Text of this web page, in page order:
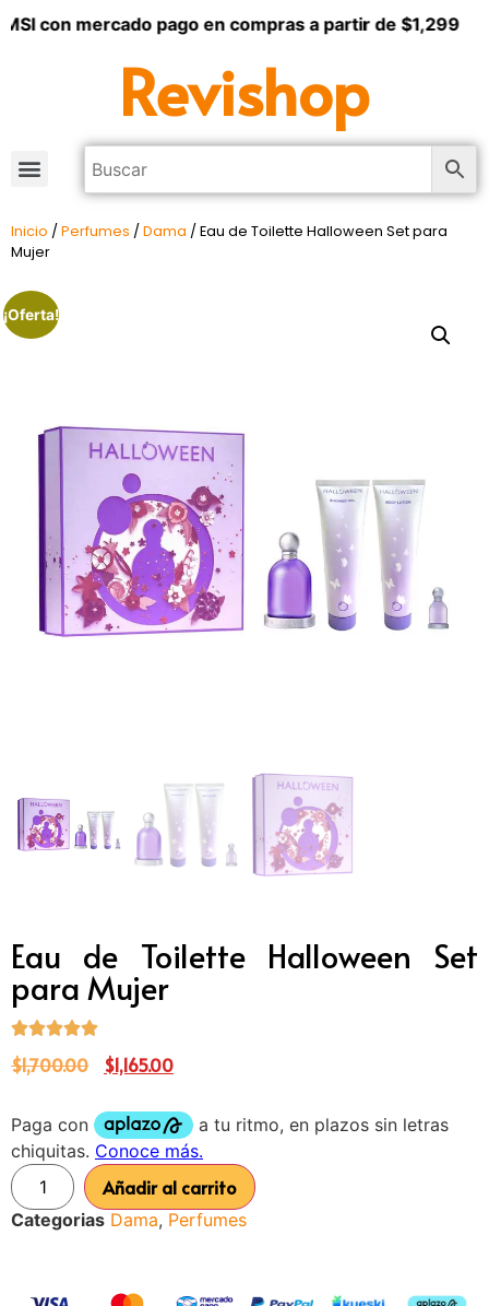
con mercado pago en compras a partir de $1,299
Revishop
Inicio / Perfumes / Dama / Eau de Toilette Halloween Set para
Mujer
¡Oferta!
Eau de Toilette Halloween Set
para Mujer
$1,700.00 $1,165.00
Añadir al carrito
Categorias Dama, Perfumes